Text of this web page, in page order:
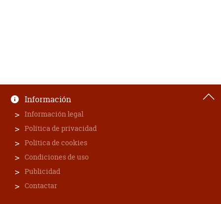
Información
Información legal
Política de privacidad
Política de cookies
Condiciones de uso
Publicidad
Contactar